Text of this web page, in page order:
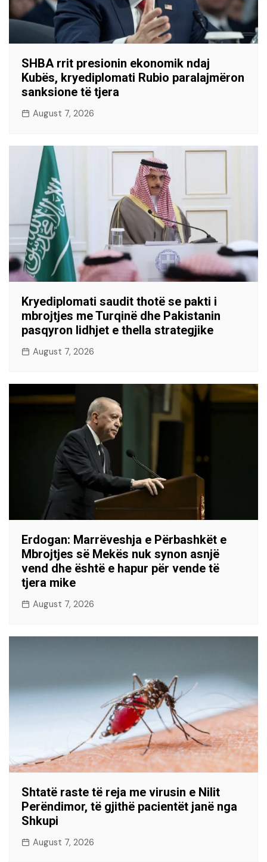
SHBA rrit presionin ekonomik ndaj
Kubës, kryediplomati Rubio paralajmëron
sanksione të tjera
August 7, 2026
Kryediplomati saudit thotë se pakti i
mbrojtjes me Turqinë dhe Pakistanin
pasqyron lidhjet e thella strategjike
August 7, 2026
Erdogan: Marrëveshja e Përbashkët e
Mbrojtjes së Mekës nuk synon asnjë
vend dhe është e hapur për vende të
tjera mike
August 7, 2026
Shtatë raste të reja me virusin e Nilit
Perëndimor, të gjithë pacientët janë nga
Shkupi
August 7, 2026